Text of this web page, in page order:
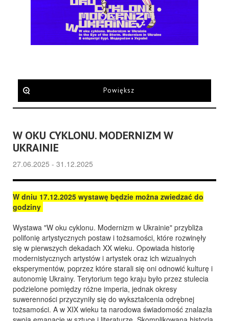
Powiększ
W OKU CYKLONU. MODERNIZM W
UKRAINIE
27.06.2025 - 31.12.2025
W dniu 17.12.2025 wystawę będzie można zwiedzać do
godziny
Wystawa "W oku cyklonu. Modernizm w Ukrainie" przybliża
polifonię artystycznych postaw i tożsamości, które rozwinęły
się w pierwszych dekadach XX wieku. Opowiada historię
modernistycznych artystów i artystek oraz ich wizualnych
eksperymentów, poprzez które starali się oni odnowić kulturę i
autonomię Ukrainy. Terytorium tego kraju było przez stulecia
podzielone pomiędzy różne imperia, jednak okresy
suwerenności przyczyniły się do wykształcenia odrębnej
tożsamości. A w XIX wieku ta narodowa świadomość znalazła